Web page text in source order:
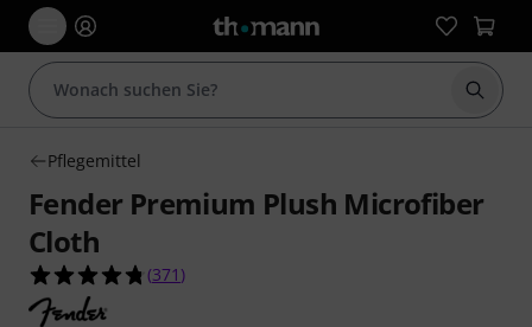
Suche
Pflegemittel
Fender Premium Plush Microfiber
Cloth
4.7 von 5 Sternen aus 371 Kundenbewertungen
(371 )